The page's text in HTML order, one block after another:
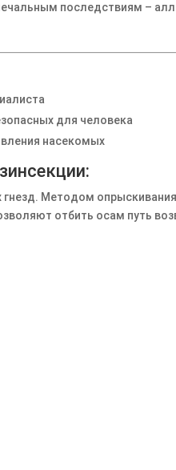
последствиям –
для человека
насекомых
Методом
отбить осам путь